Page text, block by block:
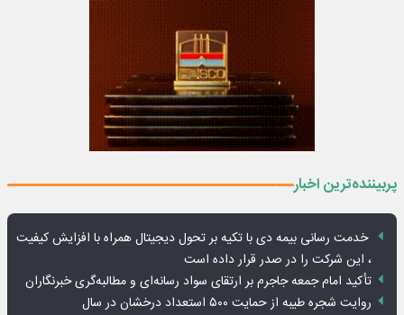
پربیننده‌ترین اخبار
خدمت رسانی بیمه دی با تکیه بر تحول دیجیتال همراه با افزایش کیفیت
، این شرکت را در صدر قرار داده است
تأکید امام جمعه جاجرم بر ارتقای سواد رسانه‌ای و مطالبه‌گری خبرنگاران
روایت شجره طیبه از حمایت ۵۰۰ استعداد درخشان در سال